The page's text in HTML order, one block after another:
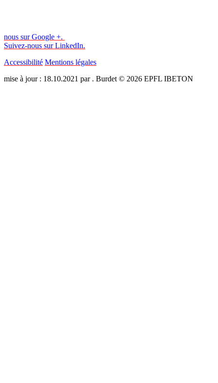
nous sur Google +.
Suivez-nous sur LinkedIn.
Accessibilité Mentions légales
mise à jour : 18.10.2021 par . Burdet © 2026 EPFL IBETON